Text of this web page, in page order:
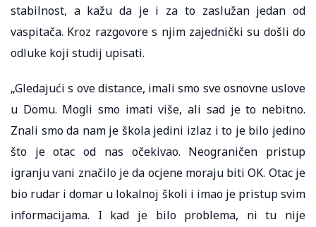
stabilnost, a kažu da je i za to zaslužan jedan od
vaspitača. Kroz razgovore s njim zajednički su došli do
odluke koji studij upisati.
„Gledajući s ove distance, imali smo sve osnovne uslove
u Domu. Mogli smo imati više, ali sad je to nebitno.
Znali smo da nam je škola jedini izlaz i to je bilo jedino
što je otac od nas očekivao. Neograničen pristup
igranju vani značilo je da ocjene moraju biti OK. Otac je
bio rudar i domar u lokalnoj školi i imao je pristup svim
informacijama. I kad je bilo problema, ni tu nije